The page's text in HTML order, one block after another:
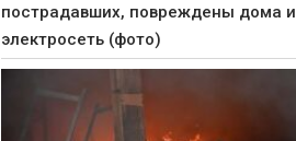
пострадавших, повреждены дома и
электросеть (фото)